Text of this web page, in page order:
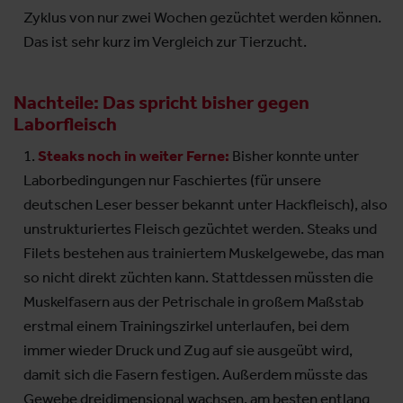
Zyklus von nur zwei Wochen gezüchtet werden können.
Das ist sehr kurz im Vergleich zur Tierzucht.
Nachteile: Das spricht bisher gegen
Laborfleisch
Steaks noch in weiter Ferne: Bisher konnte unter
Laborbedingungen nur Faschiertes (für unsere
deutschen Leser besser bekannt unter Hackfleisch), also
unstrukturiertes Fleisch gezüchtet werden. Steaks und
Filets bestehen aus trainiertem Muskelgewebe, das man
so nicht direkt züchten kann. Stattdessen müssten die
Muskelfasern aus der Petrischale in großem Maßstab
erstmal einem Trainingszirkel unterlaufen, bei dem
immer wieder Druck und Zug auf sie ausgeübt wird,
damit sich die Fasern festigen. Außerdem müsste das
Gewebe dreidimensional wachsen, am besten entlang